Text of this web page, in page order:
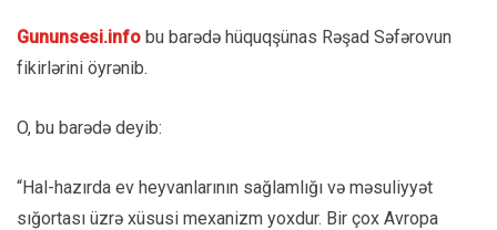
Gununsesi.info bu barədə hüquqşünas Rəşad Səfərovun
fikirlərini öyrənib.
O, bu barədə deyib:
“Hal-hazırda ev heyvanlarının sağlamlığı və məsuliyyət
sığortası üzrə xüsusi mexanizm yoxdur. Bir çox Avropa